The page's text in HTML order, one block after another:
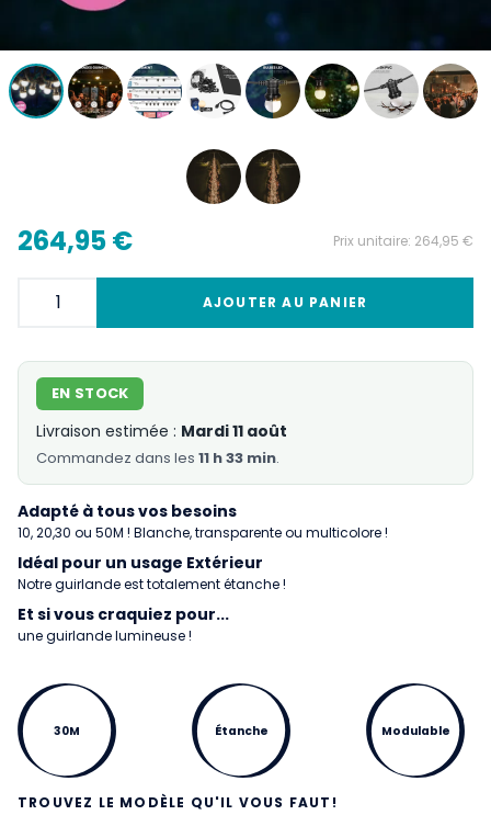
264,95 € Prix unitaire: 264,95 €
AJOUTER AU PANIER
Adapté à tous vos besoins
10, 20,30 ou 50M ! Blanche, transparente ou multicolore !
Idéal pour un usage Extérieur
Notre guirlande est totalement étanche !
Et si vous craquiez pour...
une guirlande lumineuse !
TROUVEZ LE MODÈLE QU'IL VOUS FAUT!
EN STOCK
Livraison estimée : Mardi 11 août
Commandez dans les 11 h 33 min.
30M Étanche Modulable